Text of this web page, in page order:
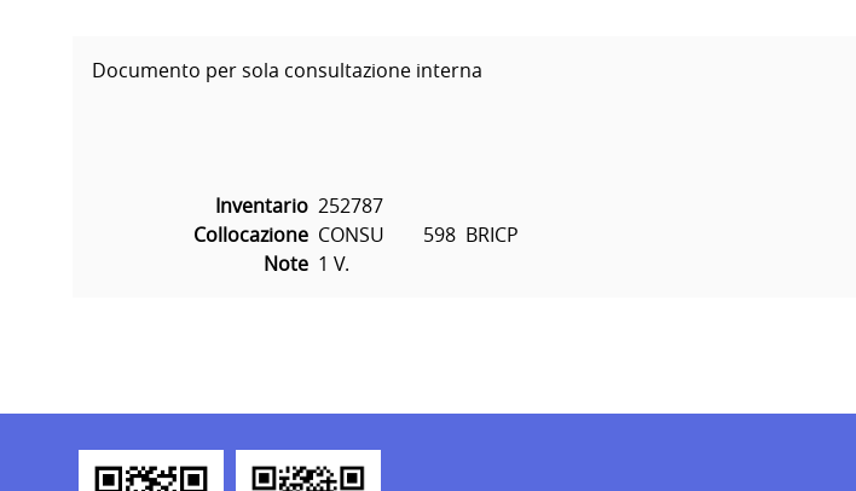
Documento per sola consultazione interna
Inventario 252787
Collocazione CONSU        598  BRICP
Note 1 V.